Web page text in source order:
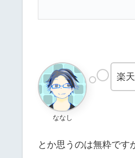
ななし
楽
とか思うのは無粋です